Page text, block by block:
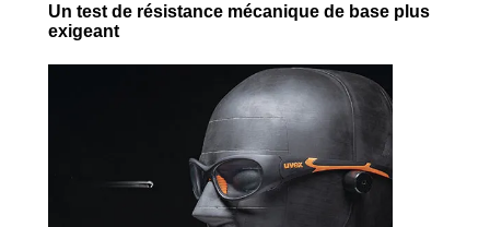
Un test de résistance mécanique de base plus
exigeant